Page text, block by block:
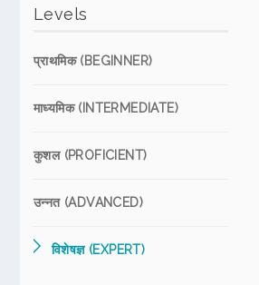
Levels
प्राथमिक (BEGINNER)
माध्यमिक (INTERMEDIATE)
कुशल (PROFICIENT)
उन्नत (ADVANCED)
विशेषज्ञ (EXPERT)